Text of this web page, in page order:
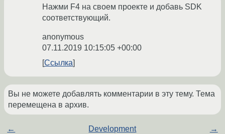
Нажми F4 на своем проекте и добавь SDK
соответствующий.
anonymous
07.11.2019 10:15:05 +00:00
Ссылка
Вы не можете добавлять комментарии в эту тему. Тема
перемещена в архив.
← Development →